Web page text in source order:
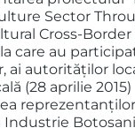
Sector
Cross-Border
la care au
ai autorităților
(28 aprilie 2015)
Industrie